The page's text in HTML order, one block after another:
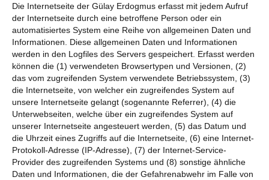
Die Internetseite der Gülay Erdogmus erfasst mit jedem Aufruf
der Internetseite durch eine betroffene Person oder ein
automatisiertes System eine Reihe von allgemeinen Daten und
Informationen. Diese allgemeinen Daten und Informationen
werden in den Logfiles des Servers gespeichert. Erfasst werden
können die (1) verwendeten Browsertypen und Versionen, (2)
das vom zugreifenden System verwendete Betriebssystem, (3)
die Internetseite, von welcher ein zugreifendes System auf
unsere Internetseite gelangt (sogenannte Referrer), (4) die
Unterwebseiten, welche über ein zugreifendes System auf
unserer Internetseite angesteuert werden, (5) das Datum und
die Uhrzeit eines Zugriffs auf die Internetseite, (6) eine Internet-
Protokoll-Adresse (IP-Adresse), (7) der Internet-Service-
Provider des zugreifenden Systems und (8) sonstige ähnliche
Daten und Informationen, die der Gefahrenabwehr im Falle von